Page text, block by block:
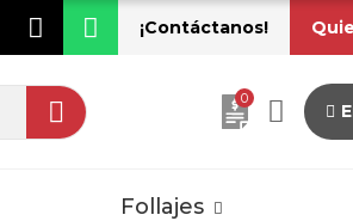
¡Contáctanos!
0
Follajes
Pisos Laminados